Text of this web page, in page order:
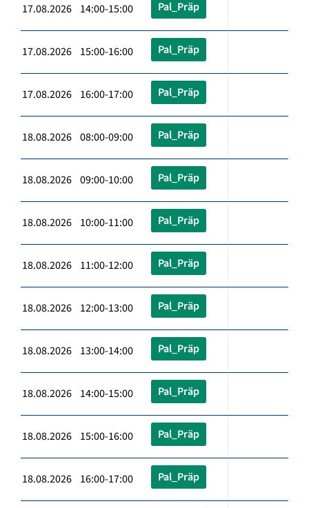
17.08.2026 14:00-15:00 Pal_Präp
17.08.2026 15:00-16:00 Pal_Präp
17.08.2026 16:00-17:00 Pal_Präp
18.08.2026 08:00-09:00 Pal_Präp
18.08.2026 09:00-10:00 Pal_Präp
18.08.2026 10:00-11:00 Pal_Präp
18.08.2026 11:00-12:00 Pal_Präp
18.08.2026 12:00-13:00 Pal_Präp
18.08.2026 13:00-14:00 Pal_Präp
18.08.2026 14:00-15:00 Pal_Präp
18.08.2026 15:00-16:00 Pal_Präp
18.08.2026 16:00-17:00 Pal_Präp